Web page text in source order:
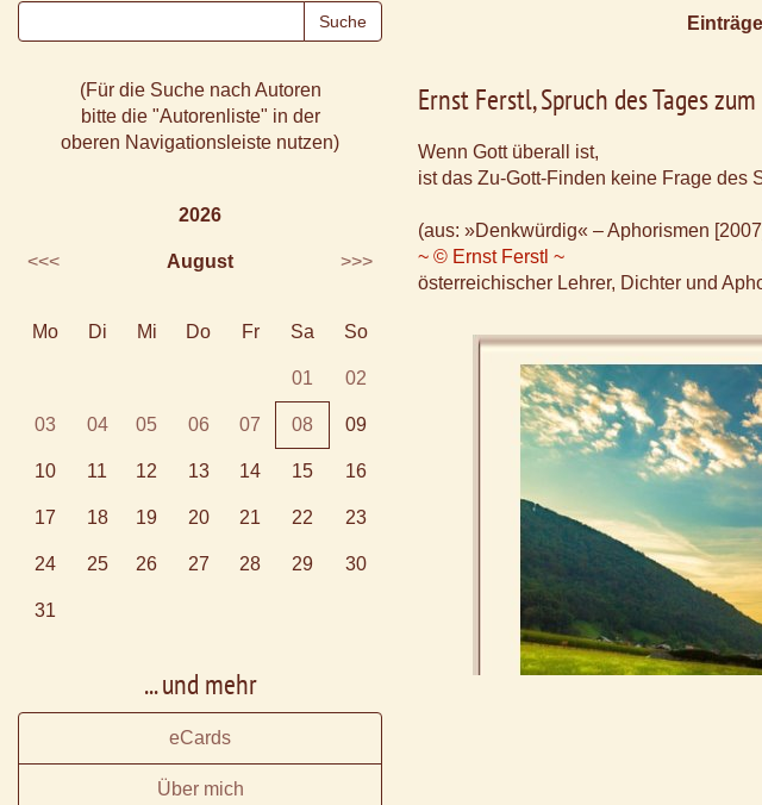
Ernst Ferstl, Spruch des Tages
Wenn Gott überall ist,
ist das Zu-Gott-Finden keine Frage des
(aus: »Denkwürdig« – Aphorismen
~ © Ernst Ferstl ~
österreichischer Lehrer, Dichter und
(Für die Suche nach Autoren
bitte die "Autorenliste" in der
oberen Navigationsleiste nutzen)
2026
<<< August >>>
Mo Di Mi Do Fr Sa So
01 02
03 04 05 06 07 08 09
10 11 12 13 14 15 16
17 18 19 20 21 22 23
24 25 26 27 28 29 30
31
... und mehr
eCards
Über mich